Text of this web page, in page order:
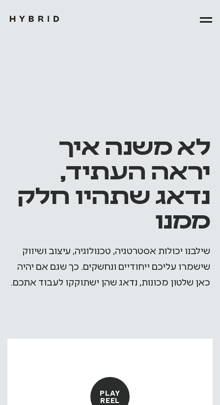
לאמשנה איך
יראה העתיד,
נדאגשתהיו חלק
ממנו
שילבנו יכולות אסטרטגיה, טכנולוגיה, עיצוב ושיווק
שישמרו עליכם ייחודיים ונחשקים. כך שגם אם יהיה
כאן שלטון מכונות, נדאג שהן ישתוקקו לעבוד אתכם.
PLAY
REEL